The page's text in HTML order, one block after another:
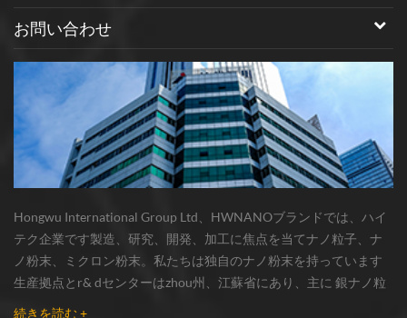
お問い合わせ
Hongwu International Group Ltd、HWNANOブランドでは、ハイ
テク企業です製造、研究、開発、加工に焦点を当てナノ粒子、ナ
ノ粉末、ミクロン粉末。私たちは独自のナノ粉末を持っています
生産拠点とr& dセンターはzhou州、江蘇省にあり、主に 銀ナノ粒
子 、 銅ナノ粒子 、 炭化ケイ素ウィスカー/粉末 、 カーボンナノチ
続きを読む +